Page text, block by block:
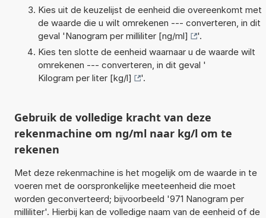
Kies uit de keuzelijst de eenheid die overeenkomt met
de waarde die u wilt omrekenen --- converteren, in dit
geval 'Nanogram per milliliter [ng/ml]
'.
Kies ten slotte de eenheid waarnaar u de waarde wilt
omrekenen --- converteren, in dit geval '
Kilogram per liter [kg/l]
'.
Gebruik de volledige kracht van deze
rekenmachine om ng/ml naar kg/l om te
rekenen
Met deze rekenmachine is het mogelijk om de waarde in te
voeren met de oorspronkelijke meeteenheid die moet
worden geconverteerd; bijvoorbeeld '971 Nanogram per
milliliter'. Hierbij kan de volledige naam van de eenheid of de